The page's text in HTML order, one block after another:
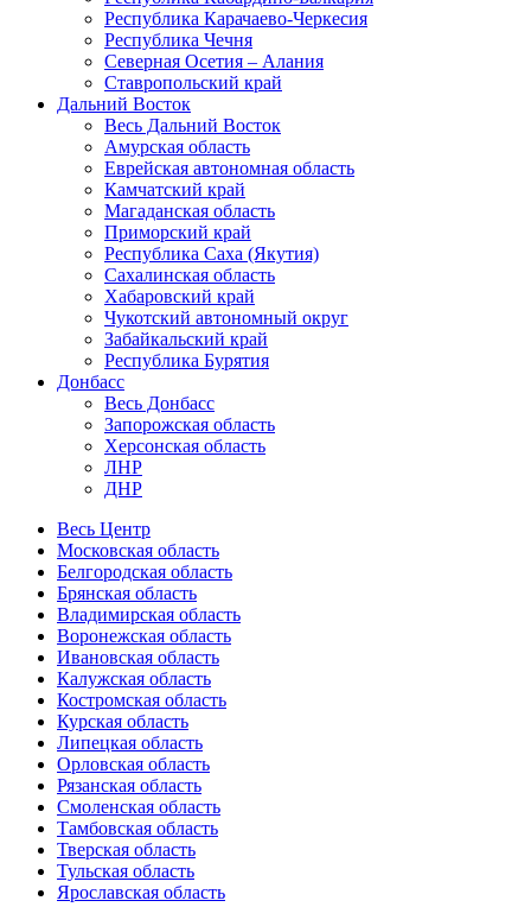
Республика Карачаево-Черкесия
Республика Чечня
Северная Осетия – Алания
Ставропольский край
Дальний Восток
Весь Дальний Восток
Амурская область
Еврейская автономная область
Камчатский край
Магаданская область
Приморский край
Республика Саха (Якутия)
Сахалинская область
Хабаровский край
Чукотский автономный округ
Забайкальский край
Республика Бурятия
Донбасс
Весь Донбасс
Запорожская область
Херсонская область
ЛНР
ДНР
Весь Центр
Московская область
Белгородская область
Брянская область
Владимирская область
Воронежская область
Ивановская область
Калужская область
Костромская область
Курская область
Липецкая область
Орловская область
Рязанская область
Смоленская область
Тамбовская область
Тверская область
Тульская область
Ярославская область